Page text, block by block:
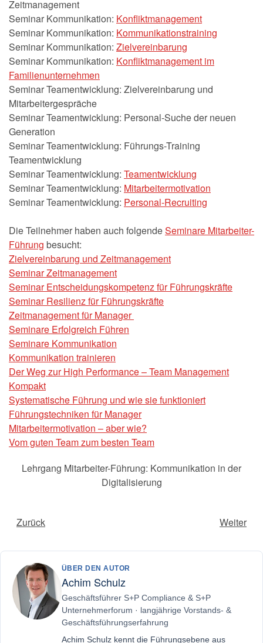
Zeitmanagement
Seminar Kommunikation: Konfliktmanagement
Seminar Kommunikation: Kommunikationstraining
Seminar Kommunikation: Zielvereinbarung
Seminar Kommunikation: Konfliktmanagement im
Familienunternehmen
Seminar Teamentwicklung: Zielvereinbarung und
Mitarbeitergespräche
Seminar Teamentwicklung: Personal-Suche der neuen
Generation
Seminar Teamentwicklung: Führungs-Training
Teamentwicklung
Seminar Teamentwicklung: Teamentwicklung
Seminar Teamentwicklung: Mitarbeitermotivation
Seminar Teamentwicklung: Personal-Recruiting
Die Teilnehmer haben auch folgendeSeminare Mitarbeiter-
Führung besucht:
Zielvereinbarung und Zeitmanagement
Seminar Zeitmanagement
Seminar Entscheidungskompetenz für Führungskräfte
Seminar Resilienz für Führungskräfte
Zeitmanagement für Manager
Seminare Erfolgreich Führen
Seminare Kommunikation
Kommunikation trainieren
Der Weg zur High Performance – Team Management
Kompakt
Systematische Führung und wie sie funktioniert
Führungstechniken für Manager
Mitarbeitermotivation – aber wie?
Vom guten Team zum besten Team
Lehrgang Mitarbeiter-Führung: Kommunikation in der
Digitalisierung
Zurück Weiter
ÜBER DEN AUTOR
Achim Schulz
Geschäftsführer S+P Compliance & S+P
Unternehmerforum · langjährige Vorstands- &
Geschäftsführungserfahrung
Achim Schulz kennt die Führungsebene aus